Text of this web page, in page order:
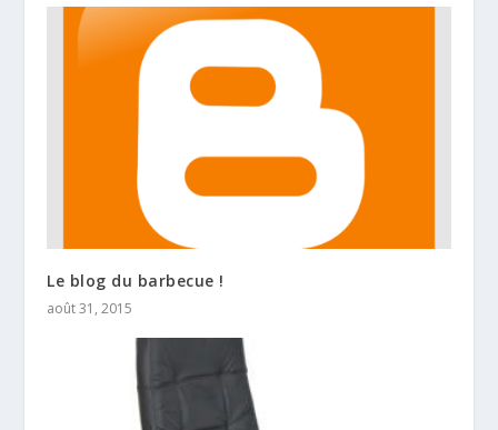
Le blog du barbecue !
août 31, 2015